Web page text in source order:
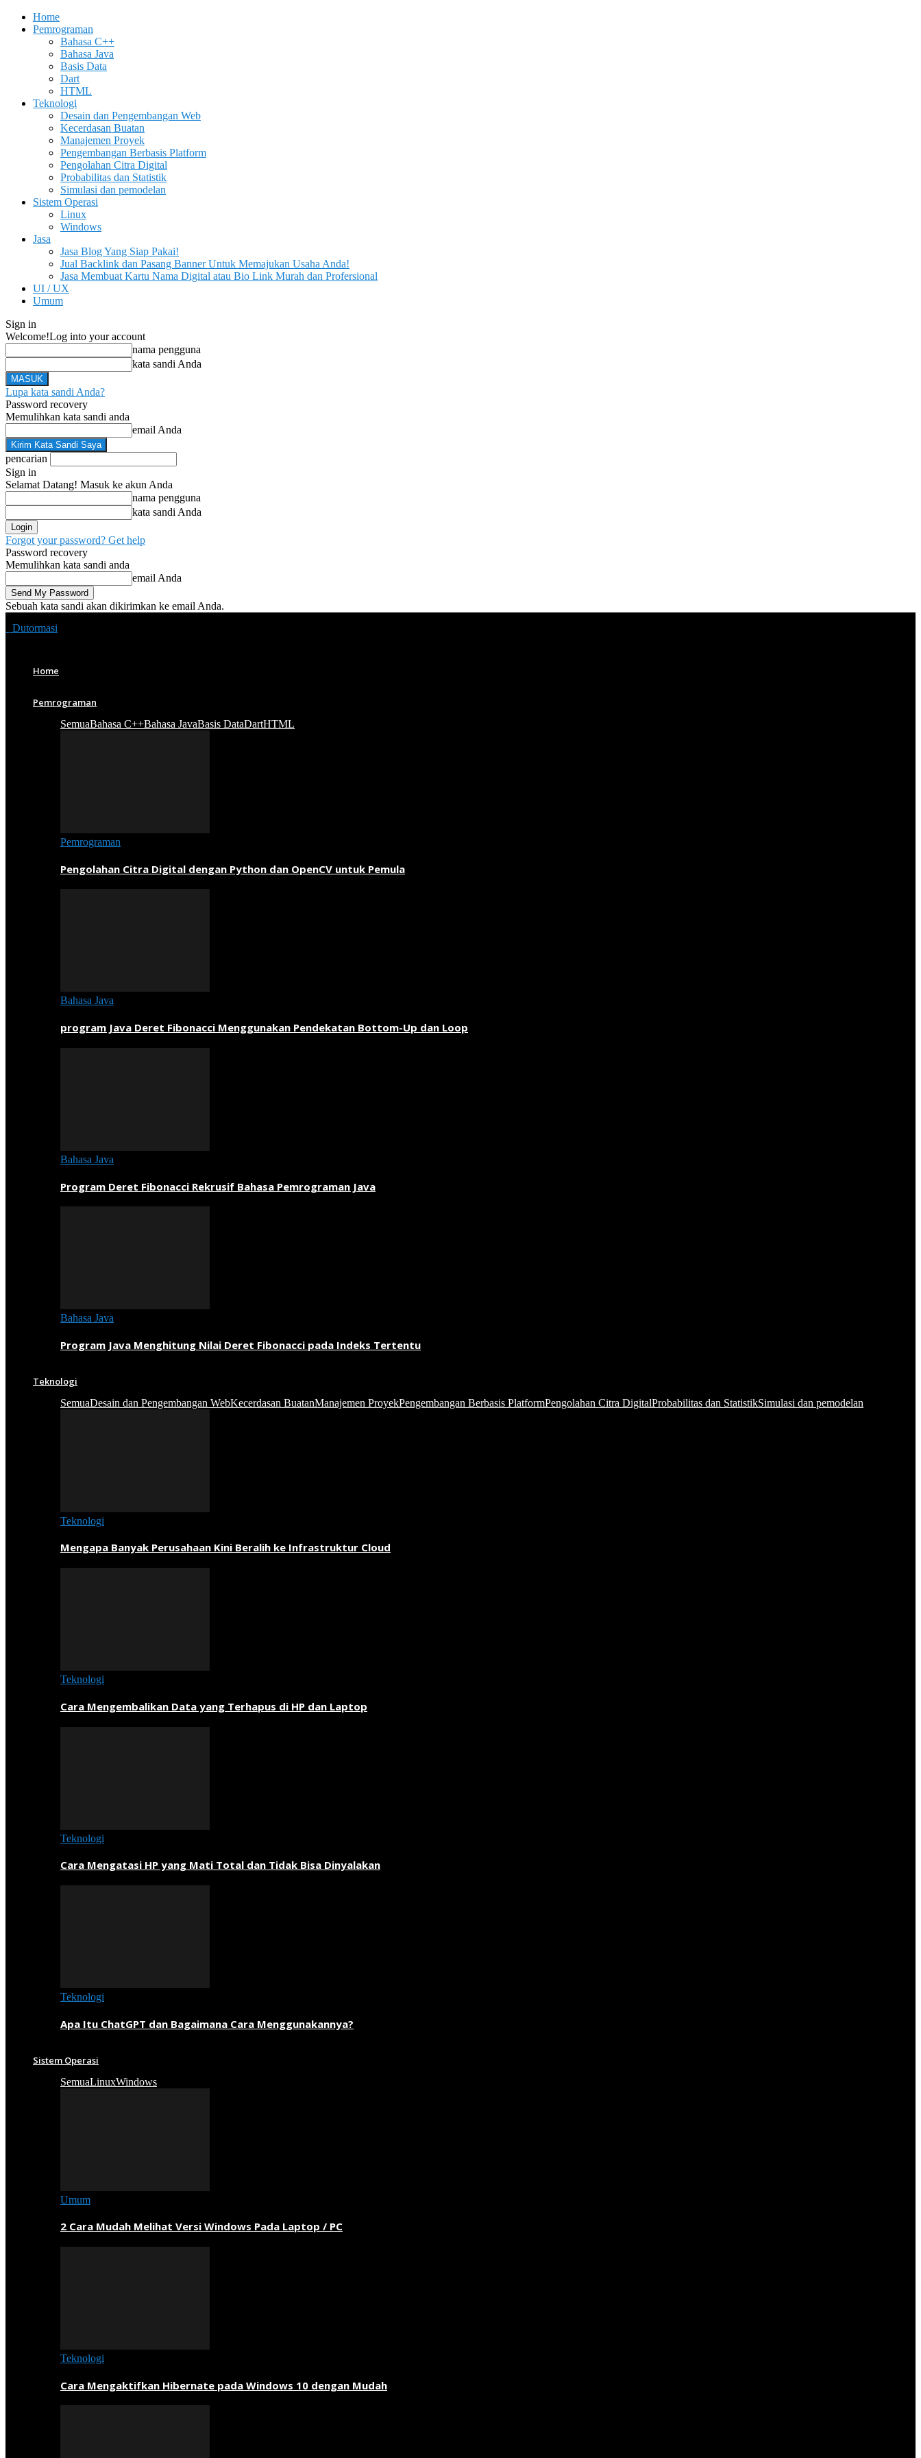
Home
Pemrograman
Bahasa C++
Bahasa Java
Basis Data
Dart
HTML
Teknologi
Desain dan Pengembangan Web
Kecerdasan Buatan
Manajemen Proyek
Pengembangan Berbasis Platform
Pengolahan Citra Digital
Probabilitas dan Statistik
Simulasi dan pemodelan
Sistem Operasi
Linux
Windows
Jasa
Jasa Blog Yang Siap Pakai!
Jual Backlink dan Pasang Banner Untuk Memajukan Usaha Anda!
Jasa Membuat Kartu Nama Digital atau Bio Link Murah dan Profersional
UI / UX
Umum
Sign in
Welcome!Log into your account
nama pengguna
kata sandi Anda
Lupa kata sandi Anda?
Password recovery
Memulihkan kata sandi anda
email Anda
pencarian
Sign in
Selamat Datang! Masuk ke akun Anda
nama pengguna
kata sandi Anda
Forgot your password? Get help
Password recovery
Memulihkan kata sandi anda
email Anda
Sebuah kata sandi akan dikirimkan ke email Anda.
Dutormasi
Home
Pemrograman
SemuaBahasa C++Bahasa JavaBasis DataDartHTML
Pemrograman
Pengolahan Citra Digital dengan Python dan OpenCV untuk Pemula
Bahasa Java
program Java Deret Fibonacci Menggunakan Pendekatan Bottom-Up dan Loop
Bahasa Java
Program Deret Fibonacci Rekrusif Bahasa Pemrograman Java
Bahasa Java
Program Java Menghitung Nilai Deret Fibonacci pada Indeks Tertentu
Teknologi
SemuaDesain dan Pengembangan WebKecerdasan BuatanManajemen ProyekPengembangan Berbasis PlatformPengolahan Citra DigitalProbabilitas dan StatistikSimulasi dan pemodelan
Teknologi
Mengapa Banyak Perusahaan Kini Beralih ke Infrastruktur Cloud
Teknologi
Cara Mengembalikan Data yang Terhapus di HP dan Laptop
Teknologi
Cara Mengatasi HP yang Mati Total dan Tidak Bisa Dinyalakan
Teknologi
Apa Itu ChatGPT dan Bagaimana Cara Menggunakannya?
Sistem Operasi
SemuaLinuxWindows
Umum
2 Cara Mudah Melihat Versi Windows Pada Laptop / PC
Teknologi
Cara Mengaktifkan Hibernate pada Windows 10 dengan Mudah